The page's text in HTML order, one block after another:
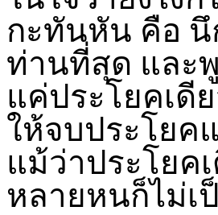
กะทันหัน คือ นึ
ท่านที่สุด และ
แค่ประโยคเดี
ให้จบประโยค
แม้ว่าประโยค
หลายหนก็ไม่เ